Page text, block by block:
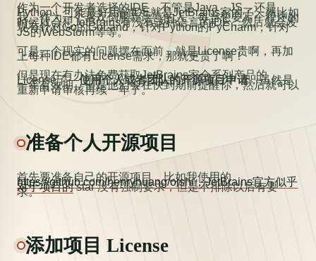
作为一个开发者选择的IDE，不管是Java，JS，还是
Python，可能最好用的IDE就是JetBrains家的了。就比如
我，作为一个喜欢倒腾新语言的人，每当想要写个程序的
时候就会想JetBrains有没有这种语言的IDE，然后就会发
现有针对Go的GoLand，针对Python的PyCharm，针对
JS的WebStorm等等。
可是一个现实的问题摆在面前，就是License贵啊，再加
上每种IDE都有License需求，那就更贵了啊！
但是现在有办法免费获取JetBrains家全系列产品的
License了—使用个人或者团队的开源项目申请，虽然是
一年有效期，但是他们会在快到期前提醒你，然后就可以
重新申请审核再续一年了。
准备个人开源项目
首先要准备自己的开源项目，比如我使用的
https://github.com/henryhuang/oishi，JetBrains官方似乎
对于项目的star 没有强制要求，但是不排除以后有要
求。
添加项目 License